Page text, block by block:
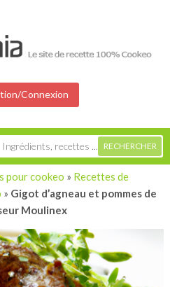
Connexion
pour cookeo » Recettes de
» Gigot d’agneau et pommes de
Moulinex